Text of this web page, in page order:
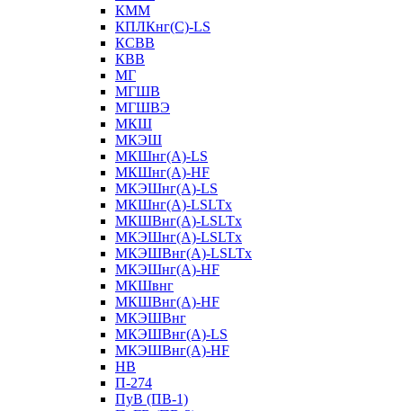
КММ
КПЛКнг(C)-LS
КСВВ
КВВ
МГ
МГШВ
МГШВЭ
МКШ
МКЭШ
МКШнг(А)-LS
МКШнг(А)-HF
МКЭШнг(А)-LS
МКШнг(А)-LSLTx
МКШВнг(A)-LSLTx
МКЭШнг(А)-LSLTx
МКЭШВнг(A)-LSLTx
МКЭШнг(А)-HF
МКШвнг
МКШВнг(А)-HF
МКЭШВнг
МКЭШВнг(А)-LS
МКЭШВнг(А)-HF
НВ
П-274
ПуВ (ПВ-1)